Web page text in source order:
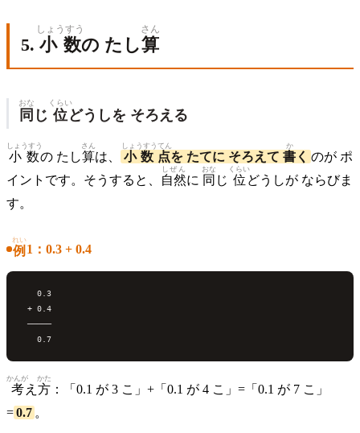
5. 小数
しょうすう
の たし算
さん
同
おな
じ 位
くらい
どうしを そろえる
小数
しょうすう
の たし算
さん
は、 小数点
しょうすうてん
を たてに そろえて 書
か
く のが ポ
イントです。そうすると、
自然
しぜん
に 同
おな
じ 位
くらい
どうしが ならびま
す。
例
れい
1：0.3 + 0.4
   0.3
+ 0.4
─────
考
かんが
え 方
かた
：「0.1 が 3 こ」+「0.1 が 4 こ」=「0.1 が 7 こ」
=0.7 。